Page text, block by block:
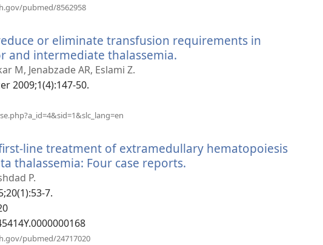
pubmed/8562958
視
窗）
or eliminate transfusion requirements in
and intermediate thalassemia.
M, Jenabzade AR, Eslami Z.
2009;1(4):147-50.
視
窗）
line treatment of extramedullary hematopoiesis
thalassemia: Four case reports.
P.
7.
pubmed/24717020